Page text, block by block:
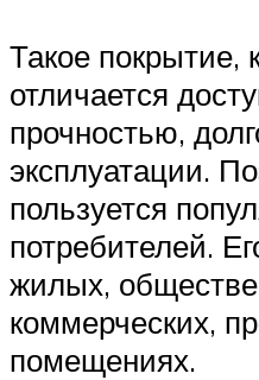
Такое покрытие,
отличается
прочностью,
эксплуатации.
пользуется
потребителей.
жилых,
коммерческих,
помещениях.